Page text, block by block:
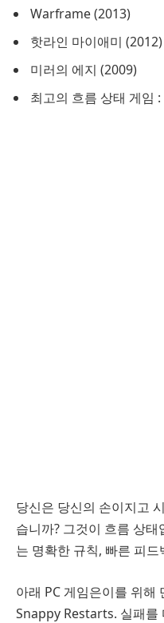
Warframe (2013)
핫라인 마이애미 (2012)
미러의 에지 (2009)
최고의 흐름 상태 게임 :
당신은 당신의 손이지고
습니까? 그것이 흐름 상
는 명확한 규칙, 빠른 피드
아래 PC 게임은이를 위해
Snappy Restarts. 실패를